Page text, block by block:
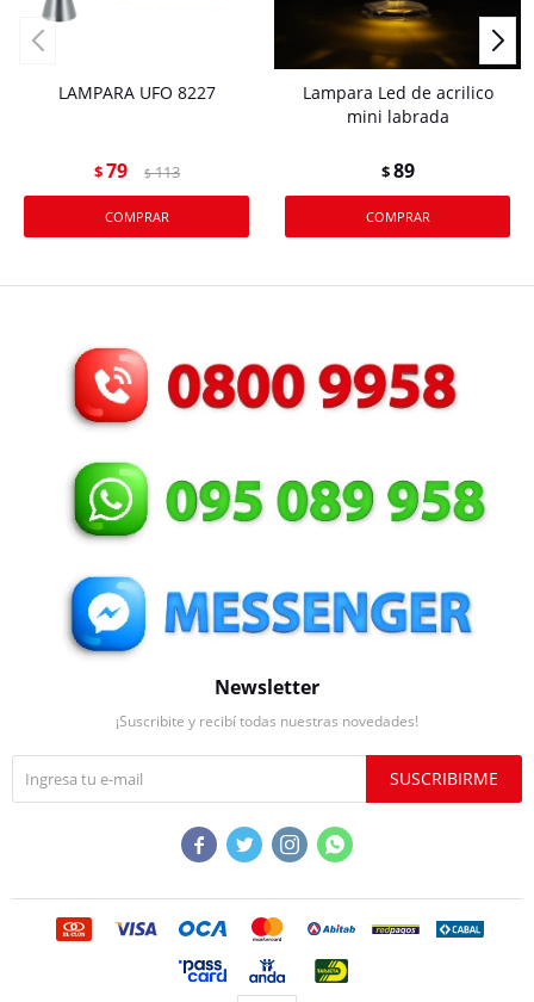
LAMPARA UFO 8227
$79 $ 113
Lampara Led de acrilico
mini labrada
$89
Newsletter
¡Suscribite y recibí todas nuestras novedades!
SUSCRIBIRME
   